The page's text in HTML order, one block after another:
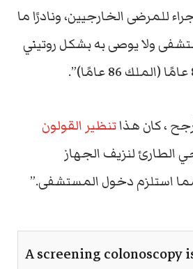
للمرضى الخارجيين، ونادرًا ما
ولا يوصى به بشكل روتيني
، كان هذاتنظير القولون
الطارئ لنزيف الجهاز
استلزم دخول المستشفى.”
A screening colonoscopy